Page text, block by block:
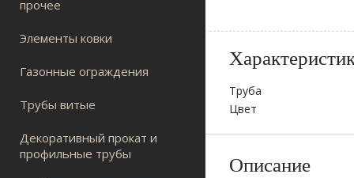
прочее
Элементы ковки
Газонные ограждения
Трубы витые
Декоративный прокат и
профильные трубы
Труба
Цвет
Описание